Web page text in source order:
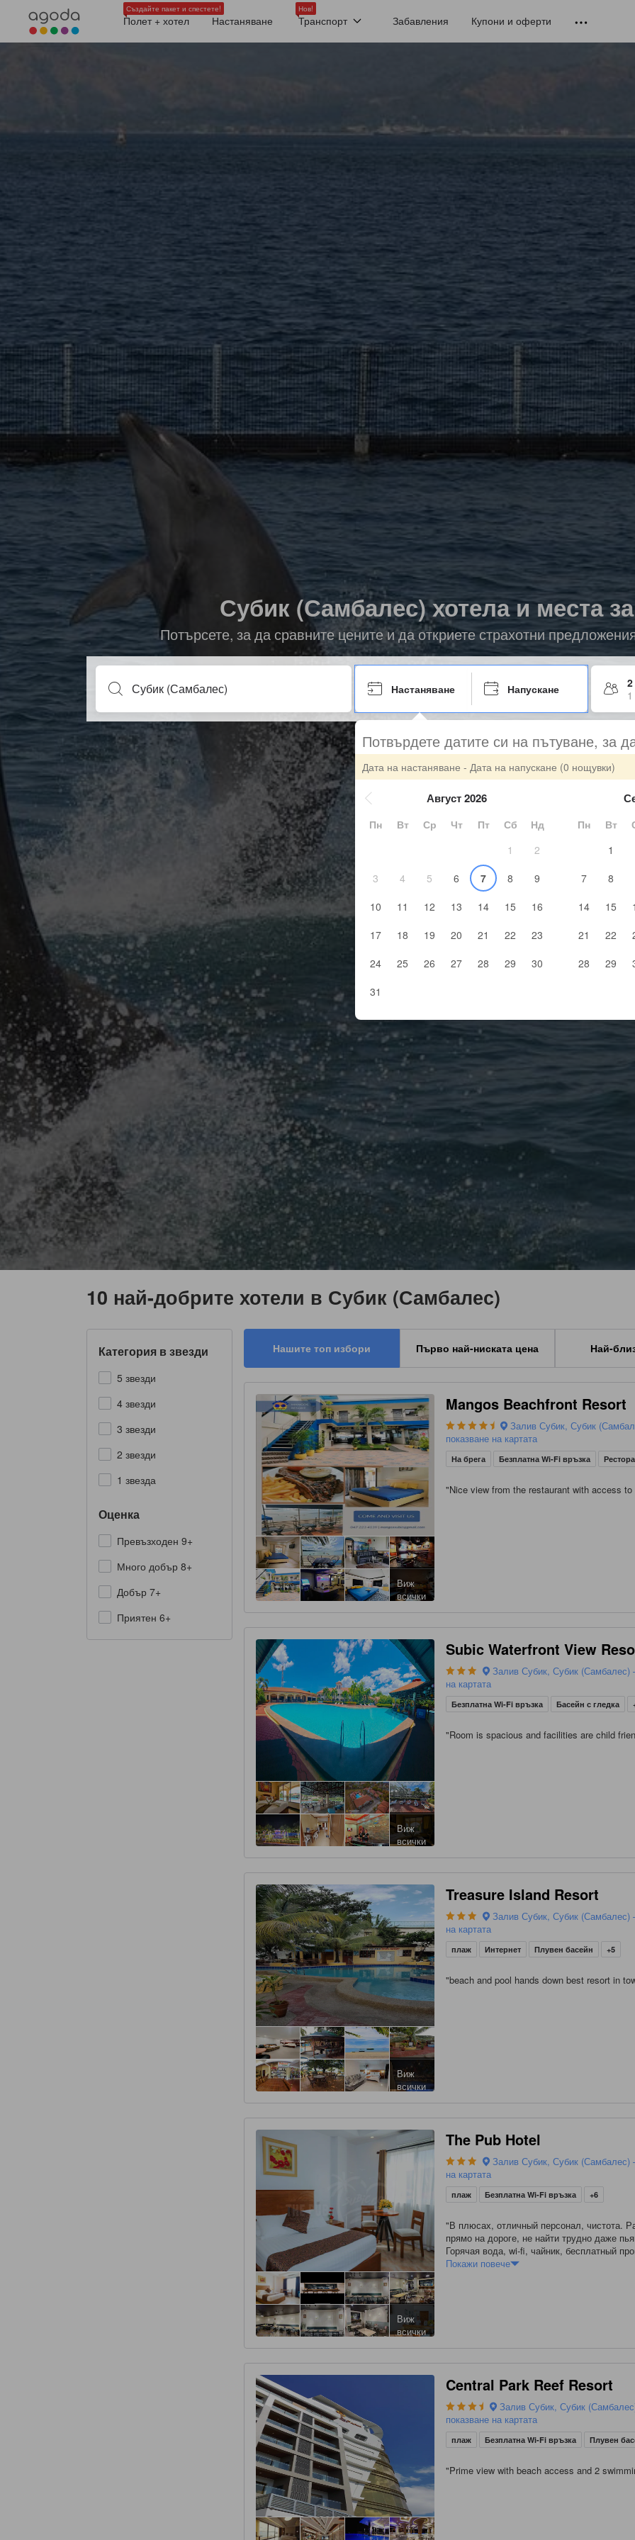
Създайте пакет и спестете!
Полет + хотел Настаняване
Нов!
Транспорт Забавления Купони и оферти
Субик (Самбалес) хотела и места
Потърсете, за да сравните цените и да откриете страхотни
Настаняване Напускане
Потвърдете датите си на пътуване, за
Дата на настаняване - Дата на напускане (0 нощувки)
Август 2026
Пн Вт Ср Чт Пт Сб
Нд
1
2
3
4 5 6 7 8
9
10
11 12 13 14 15
16
17
18 19 20 21 22
23
24
25 26 27 28 29
30
31
Пн Вт
1
7
8
14
15
21
22
28
29
10 най-добрите хотели в Субик (Самбалес)
Категория в звезди
5 звезди
4 звезди
3 звезди
2 звезди
1 звезда
Оценка
Превъзходен 9+
Много добър 8+
Добър 7+
Приятен 6+
Нашите топ избори Първо най-ниската цена Най-
Виж
всички
Mangos Beachfront Resort
Залив Субик, Субик
показване на картата
На брега Безплатна Wi-Fi връзка
"Nice view from the restaurant with access
Виж
всички
Subic Waterfront View
Залив Субик, Субик (Самбалес)
на картата
Безплатна Wi-Fi връзка Басейн с гледка
"Room is spacious and facilities are child
Виж
всички
Treasure Island Resort
Залив Субик, Субик (Самбалес)
на картата
плаж Интернет Плувен басейн +5
"beach and pool hands down best resort in
Виж
всички
The Pub Hotel
Залив Субик, Субик (Самбалес)
на картата
плаж Безплатна Wi-Fi връзка +6
"В плюсах, отличный персонал, чистота.
прямо на дороге, не найти трудно даже
Горячая вода, wi-fi, чайник, бесплатный
девчонок, коих много рядом. Всё
Покажи повече
Central Park Reef Resort
Залив Субик, Субик
показване на картата
плаж Безплатна Wi-Fi връзка Плувен
"Prime view with beach access and 2